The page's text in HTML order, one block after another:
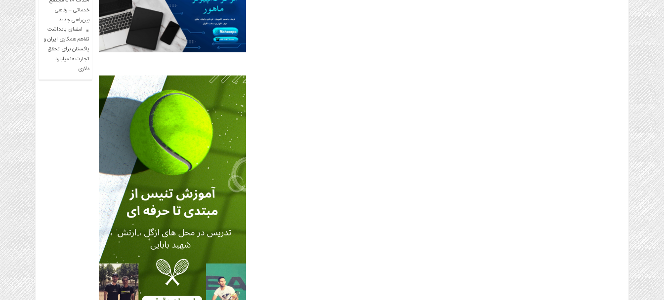
خدماتی – رفاهی
بین‌راهی جدید
امضای یادداشت
تفاهم همکاری ایران و
پاکستان برای تحقق
تجارت ۱۰ میلیارد
دلاری